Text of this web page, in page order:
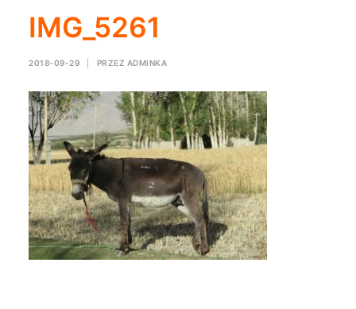
IMG_5261
2018-09-29 PRZEZ ADMINKA